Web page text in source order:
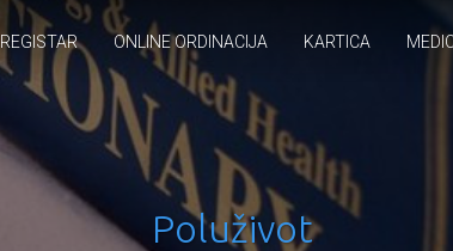
REGISTAR ONLINE ORDINACIJA KARTICA
Poluživot